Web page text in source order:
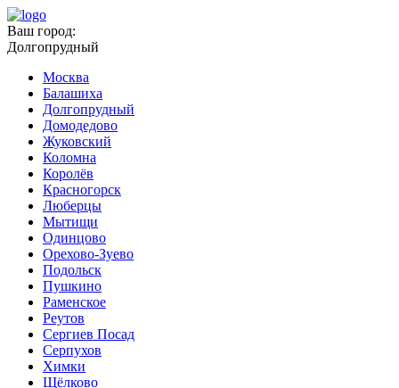
Ваш город:
Долгопрудный
Москва
Балашиха
Долгопрудный
Домодедово
Жуковский
Коломна
Королёв
Красногорск
Люберцы
Мытищи
Одинцово
Орехово-Зуево
Подольск
Пушкино
Раменское
Реутов
Сергиев Посад
Серпухов
Химки
Щёлково